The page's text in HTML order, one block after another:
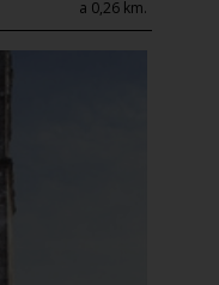
a 0,26 km.